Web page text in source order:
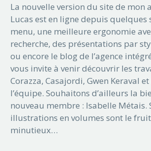
La nouvelle version du site de mon
Lucas est en ligne depuis quelques
menu, une meilleure ergonomie
recherche, des présentations par
ou encore le blog de l’agence
vous invite à venir découvrir les
Corazza, Casajordi, Gwen Keraval
l’équipe. Souhaitons d’ailleurs la
nouveau membre : Isabelle Métais.
illustrations en volumes sont le
minutieux…